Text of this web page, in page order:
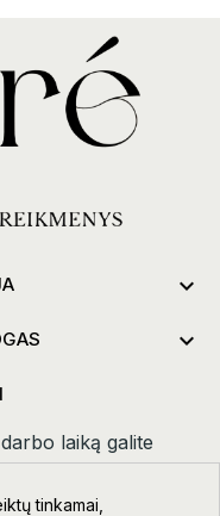


laiką galite
tinkamai,